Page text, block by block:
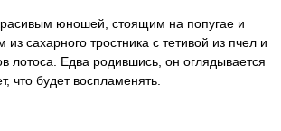
юношей, стоящим на попугае и
сахарного тростника с тетивой из пчел и
лотоса. Едва родившись, он оглядывается
что будет воспламенять.